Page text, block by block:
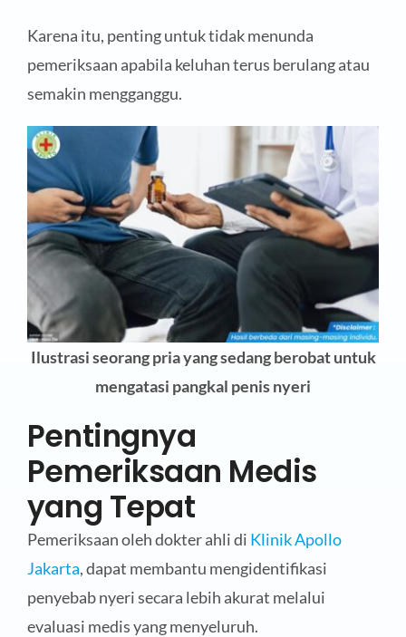
Karena itu, penting untuk tidak menunda
pemeriksaan apabila keluhan terus berulang atau
semakin mengganggu.
Ilustrasi seorang pria yang sedang berobat untuk
mengatasi pangkal penis nyeri
Pentingnya
Pemeriksaan Medis
yang Tepat
Pemeriksaan oleh dokter ahli di Klinik Apollo
Jakarta, dapat membantu mengidentifikasi
penyebab nyeri secara lebih akurat melalui
evaluasi medis yang menyeluruh.